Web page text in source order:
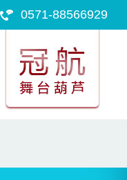
0571-88566929